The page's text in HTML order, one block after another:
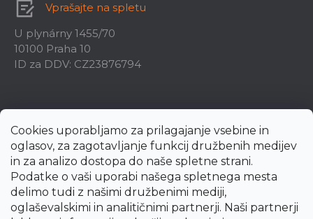
Cookies uporabljamo za prilagajanje vsebine in
oglasov, za zagotavljanje funkcij družbenih medijev
in za analizo dostopa do naše spletne strani.
Podatke o vaši uporabi našega spletnega mesta
delimo tudi z našimi družbenimi mediji,
oglaševalskimi in analitičnimi partnerji. Naši partnerji
Vprašajte na spletu
U plynárny 1455/70
10100 Praha 10
ID za DDV: CZ23876794